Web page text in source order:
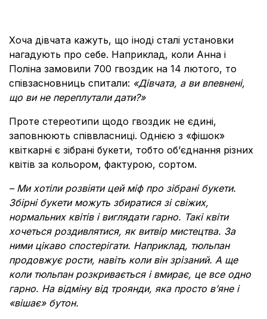
Хоча дівчата кажуть, що іноді сталі установки
нагадують про себе. Наприклад, коли Анна і
Поліна замовили 700 гвоздик на 14 лютого, то
співзасновниць спитали: «Дівчата, а ви впевнені,
що ви не переплутали дати?»
Проте стереотипи щодо гвоздик не єдині,
заповнюють співвласниці. Однією з «фішок»
квіткарні є зібрані букети, тобто обʼєднання різних
квітів за кольором, фактурою, сортом.
– Ми хотіли розвіяти цей міф про зібрані букети.
Збірні букети можуть збиратися зі свіжих,
нормальних квітів і виглядати гарно. Такі квіти
хочеться роздивлятися, як витвір мистецтва. За
ними цікаво спостерігати. Наприклад, тюльпан
продовжує рости, навіть коли він зрізаний. А ще
коли тюльпан розкривається і вмирає, це все одно
гарно. На відміну від троянди, яка просто в’яне і
«вішає» бутон.